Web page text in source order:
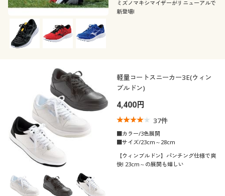
ミズノマキシマイザーがリニューアルで
新登場!
軽量コートスニーカー3E(ウィン
ブルドン)
4,400円
37件
■カラー/3色展開
■サイズ/23cm～28cm
【ウィンブルドン】パンチング仕様で爽
快! 23cm～の展開も嬉しい